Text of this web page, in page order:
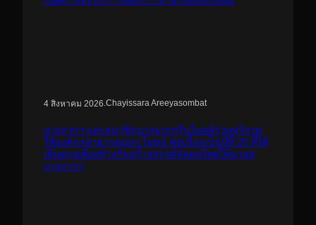
4 สิงหาคม 2026.Chayissara Areeyasombat
บางจากฯ และสมาชิกบางจากกรีนไมลส์ร่วมบริจาค
ให้องค์กรสาธารณประโยชน์ ต่อเนื่องเป็นปีที่ 20 ที่ได้
เดินทางเคียงข้างกันสร้างสรรค์สังคมไทยให้น่าอยู่
บางจากฯ